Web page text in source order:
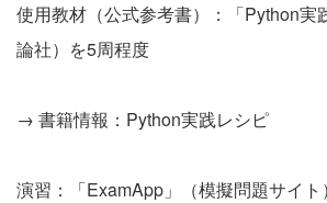
使用教材（公式参考書）：「Python実
論社）を5周程度
→ 書籍情報：Python実践レシピ
演習：「ExamApp」（模擬問題サイト）